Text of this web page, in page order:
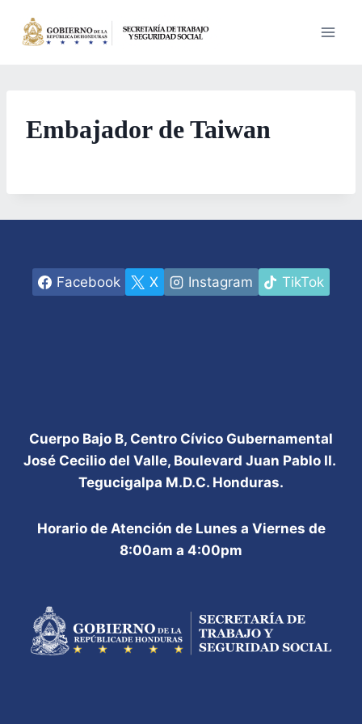
Embajador de Taiwan
Facebook X Instagram TikTok
Cuerpo Bajo B, Centro Cívico Gubernamental
José Cecilio del Valle, Boulevard Juan Pablo II.
Tegucigalpa M.D.C. Honduras.
Horario de Atención de Lunes a Viernes de
8:00am a 4:00pm